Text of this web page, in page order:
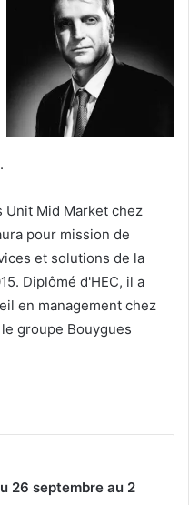
Unit Mid Market chez
pour mission de
et solutions de la
Diplômé d'HEC, il a
en management chez
groupe Bouygues
26 septembre au 2